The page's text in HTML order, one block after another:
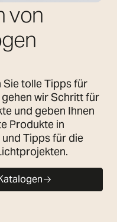
von
Sie tolle Tipps für
wir Schritt für
und geben Ihnen
Produkte in
Tipps für die